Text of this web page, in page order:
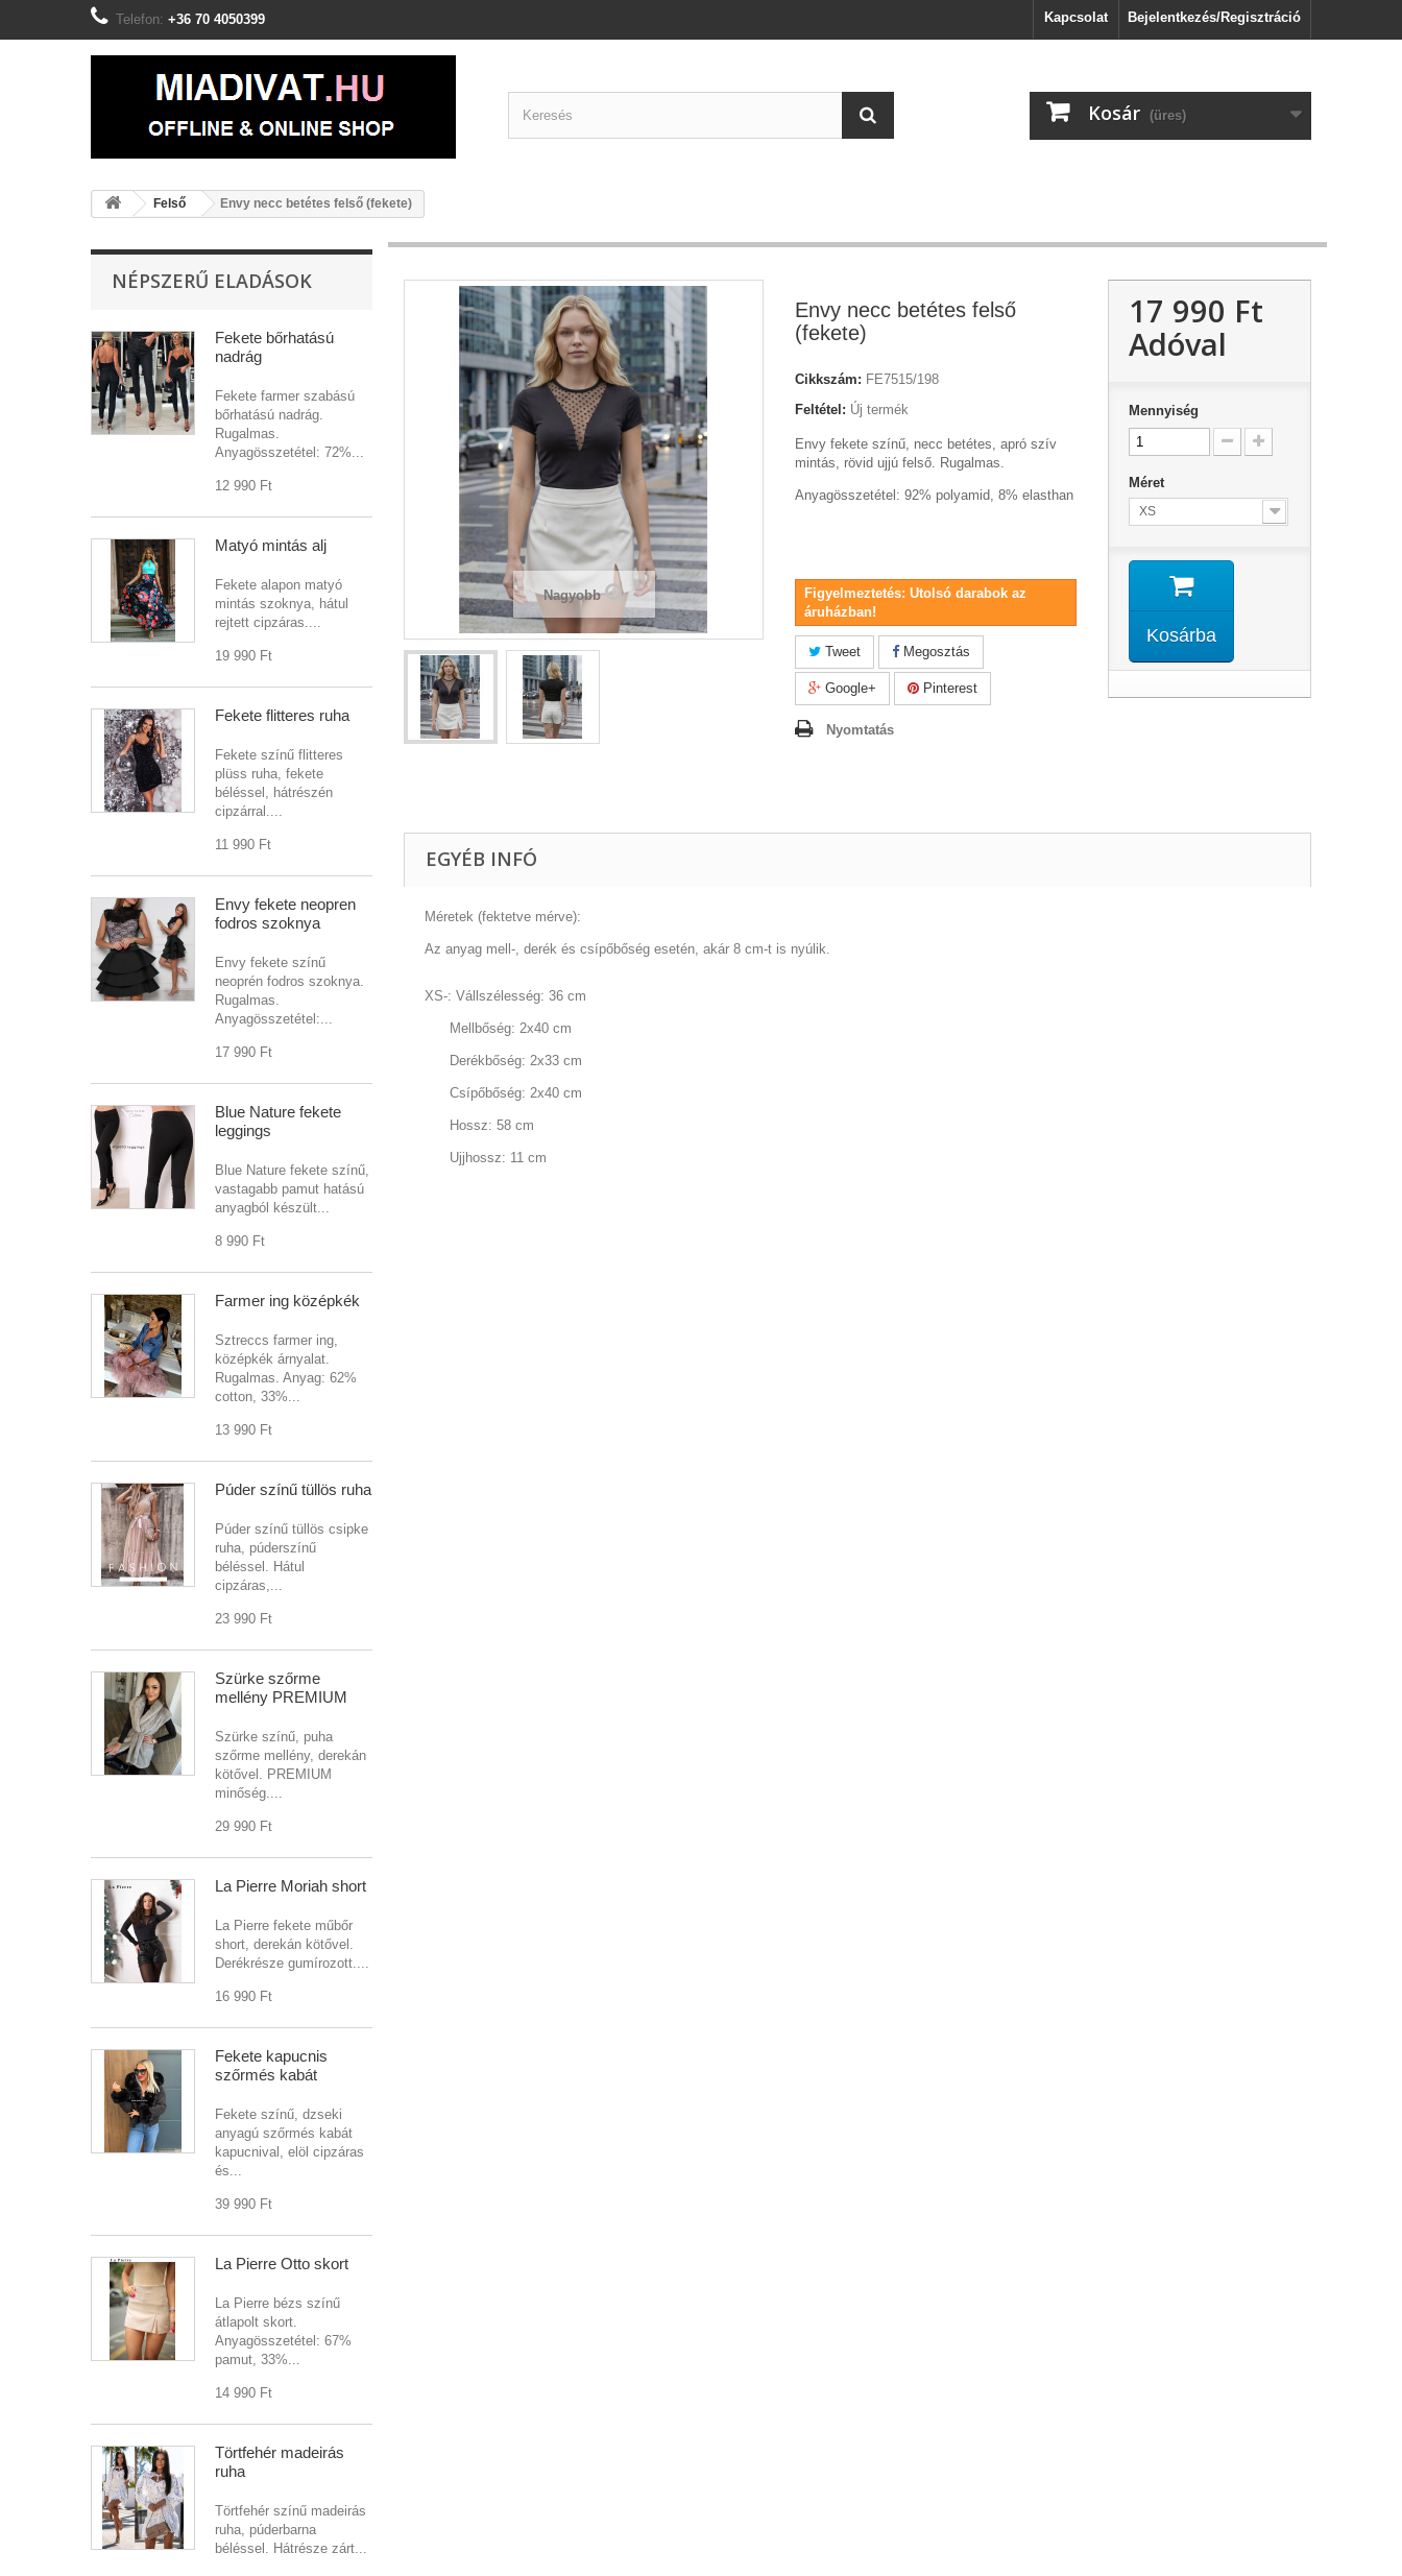
Bejelentkezés/Regisztráció
Kapcsolat
Telefon: +36 70 4050399
Kosár (üres)
Felső Envy necc betétes felső (fekete)
NÉPSZERŰ ELADÁSOK
Fekete bőrhatású
nadrág
Fekete farmer szabású
bőrhatású nadrág.
Rugalmas.
Anyagösszetétel: 72%...
12 990 Ft‎
Matyó mintás alj
Fekete alapon matyó
mintás szoknya, hátul
rejtett cipzáras....
19 990 Ft‎
Fekete flitteres ruha
Fekete színű flitteres
plüss ruha, fekete
béléssel, hátrészén
cipzárral....
11 990 Ft‎
Envy fekete neopren
fodros szoknya
Envy fekete színű
neoprén fodros szoknya.
Rugalmas.
Anyagösszetétel:...
17 990 Ft‎
Blue Nature fekete
leggings
Blue Nature fekete színű,
vastagabb pamut hatású
anyagból készült...
8 990 Ft‎
Farmer ing középkék
Sztreccs farmer ing,
középkék árnyalat.
Rugalmas. Anyag: 62%
cotton, 33%...
13 990 Ft‎
Púder színű tüllös ruha
Púder színű tüllös csipke
ruha, púderszínű
béléssel. Hátul
cipzáras,...
23 990 Ft‎
Szürke szőrme
mellény PREMIUM
Szürke színű, puha
szőrme mellény, derekán
kötővel. PREMIUM
minőség....
29 990 Ft‎
La Pierre Moriah short
La Pierre fekete műbőr
short, derekán kötővel.
Derékrésze gumírozott....
16 990 Ft‎
Fekete kapucnis
szőrmés kabát
Fekete színű, dzseki
anyagú szőrmés kabát
kapucnival, elöl cipzáras
és...
39 990 Ft‎
La Pierre Otto skort
La Pierre bézs színű
átlapolt skort.
Anyagösszetétel: 67%
pamut, 33%...
14 990 Ft‎
Törtfehér madeirás
ruha
Törtfehér színű madeirás
ruha, púderbarna
béléssel. Hátrésze zárt...
Nagyobb
Envy necc betétes felső
(fekete)
Cikkszám: FE7515/198
Feltétel: Új termék
Envy fekete színű, necc betétes, apró szív
mintás, rövid ujjú felső. Rugalmas.
Anyagösszetétel: 92% polyamid, 8% elasthan
Figyelmeztetés: Utolsó darabok az
áruházban!
Tweet Megosztás
Google+ Pinterest
Nyomtatás
17 990 Ft‎
Adóval
Mennyiség
Méret
XS
Kosárba
EGYÉB INFÓ
Méretek (fektetve mérve):
Az anyag mell-, derék és csípőbőség esetén, akár 8 cm-t is nyúlik.
XS-: Vállszélesség: 36 cm
Mellbőség: 2x40 cm
Derékbőség: 2x33 cm
Csípőbőség: 2x40 cm
Hossz: 58 cm
Ujjhossz: 11 cm